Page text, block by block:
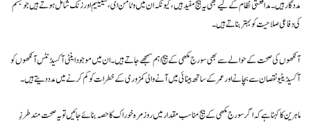
مددگار ہیں۔ مدافعتی نظام کے لیے بھی یہ بیج مفید ہیں، کیونکہ ان میں وٹامن ای، سیلینیم اور زنک شامل ہوتے ہیں جو جسم
کی دفاعی صلاحیت کو بہتر بناتے ہیں۔
آنکھوں کی صحت کے حوالے سے بھی سورج مکھی کے بیج اہم سمجھے جاتے ہیں۔ ان میں موجود اینٹی آکسیڈنٹس آنکھوں کو
آکسیڈیٹیو نقصان سے بچانے اور عمر کے ساتھ بینائی میں آنے والی کمزوری کے خطرات کو کم کرنے میں مدد دیتے ہیں۔
ماہرین کا کہنا ہے کہ اگر سورج مکھی کے بیج مناسب مقدار میں روزمرہ خوراک کا حصہ بنائے جائیں تو یہ صحت مند طرزِ